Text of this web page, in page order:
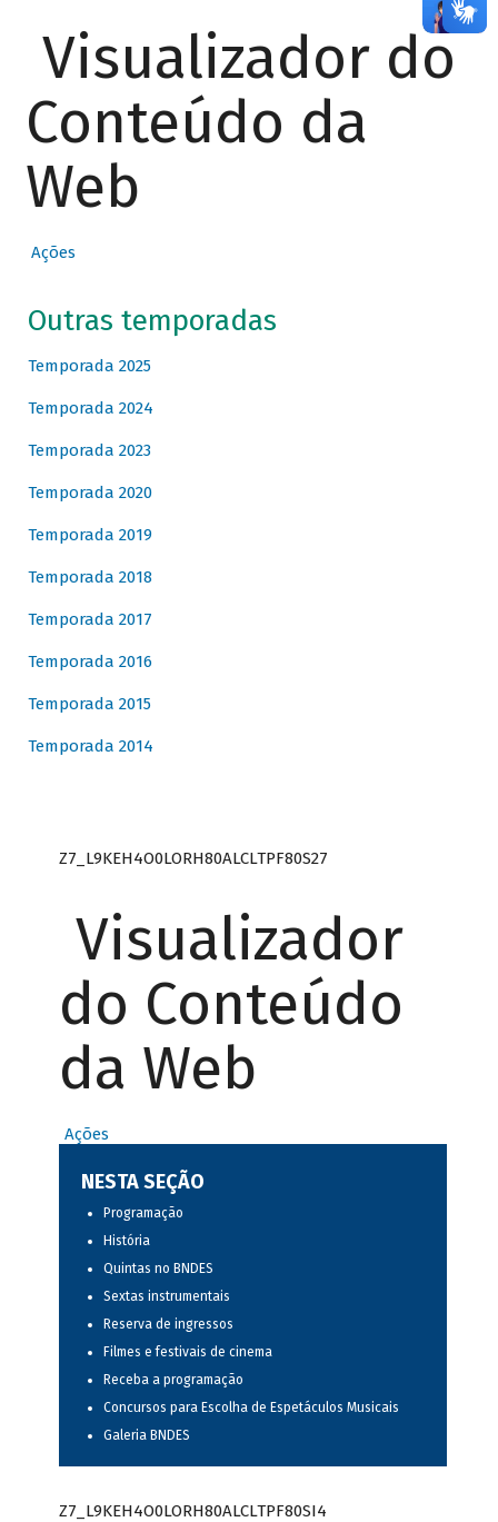
Visualizador do
Conteúdo da
Web
Ações
Outras temporadas
Temporada 2025
Temporada 2024
Temporada 2023
Temporada 2020
Temporada 2019
Temporada 2018
Temporada 2017
Temporada 2016
Temporada 2015
Temporada 2014
Z7_L9KEH4O0LORH80ALCLTPF80S27
Visualizador
do Conteúdo
da Web
Ações
NESTA SEÇÃO
Programação
História
Quintas no BNDES
Sextas instrumentais
Reserva de ingressos
Filmes e festivais de cinema
Receba a programação
Concursos para Escolha de Espetáculos Musicais
Galeria BNDES
Z7_L9KEH4O0LORH80ALCLTPF80SI4